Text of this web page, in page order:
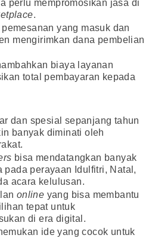
perlu mempromosikan jasa di
.
yang masuk dan
mengirimkan dana pembelian
biaya layanan
total pembayaran kepada
dan spesial sepanjang tahun
banyak diminati oleh
bisa mendatangkan banyak
pada perayaan Idulfitri, Natal,
acara kelulusan.
online yang bisa membantu
tepat untuk
di era digital.
ide yang cocok untuk